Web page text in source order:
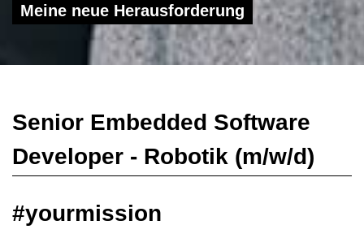
Meine neue Herausforderung
Senior Embedded Software
Developer - Robotik (m/w/d)
#yourmission